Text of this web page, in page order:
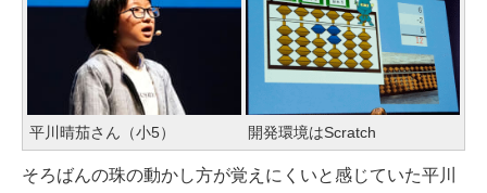
平川晴茄さん（小5） 開発環境はScratch
そろばんの珠の動かし方が覚えにくいと感じていた平川